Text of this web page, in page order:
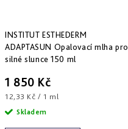
INSTITUT ESTHEDERM
ADAPTASUN Opalovací mlha pro
silné slunce 150 ml
1 850 Kč
Měrná
cena:
12,33 Kč / 1 ml
Skladem